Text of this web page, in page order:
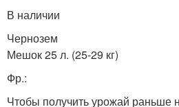
В наличии
Чернозем
Мешок 25 л. (25-29 кг)
Фр.:
Чтобы получить урожай раньше